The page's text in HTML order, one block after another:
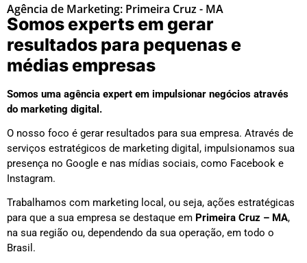
Agência de Marketing: Primeira Cruz - MA
Somos experts em gerar
resultados para pequenas e
médias empresas
Somos uma agência expert em impulsionar negócios através
do marketing digital.
O nosso foco é gerar resultados para sua empresa. Através de
serviços estratégicos de marketing digital, impulsionamos sua
presença no Google e nas mídias sociais, como Facebook e
Instagram.
Trabalhamos com marketing local, ou seja, ações estratégicas
para que a sua empresa se destaque em Primeira Cruz – MA,
na sua região ou, dependendo da sua operação, em todo o
Brasil.